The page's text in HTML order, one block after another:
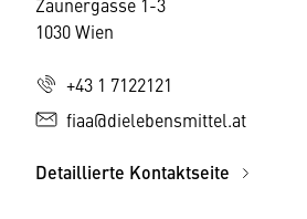
1030 Wien
+43 1 7122121
fiaa@dielebensmittel.at
Detaillierte Kontaktseite